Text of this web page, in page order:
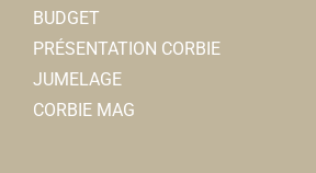
BUDGET
PRÉSENTATION CORBIE
JUMELAGE
CORBIE MAG